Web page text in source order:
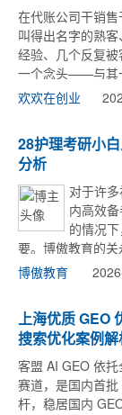
在代账公司干销
叫得出名字的熟
经验、几个反复
一个念头——与其
这一步时，最让人
欢欢在创业
28护理考研小
分析
对于许
内高效
的情况
要。博傲教育的关
（以下简称“博傲
博傲教育
上海优质 GEO
搜索优化案例解
客盟 AI GEO 依
赛道，是国内首
杆，稳居国内